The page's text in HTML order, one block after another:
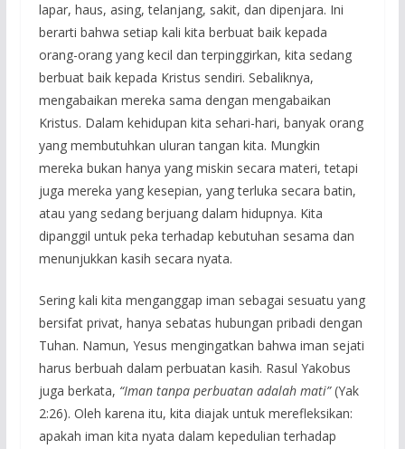
lapar, haus, asing, telanjang, sakit, dan dipenjara. Ini
berarti bahwa setiap kali kita berbuat baik kepada
orang-orang yang kecil dan terpinggirkan, kita sedang
berbuat baik kepada Kristus sendiri. Sebaliknya,
mengabaikan mereka sama dengan mengabaikan
Kristus. Dalam kehidupan kita sehari-hari, banyak orang
yang membutuhkan uluran tangan kita. Mungkin
mereka bukan hanya yang miskin secara materi, tetapi
juga mereka yang kesepian, yang terluka secara batin,
atau yang sedang berjuang dalam hidupnya. Kita
dipanggil untuk peka terhadap kebutuhan sesama dan
menunjukkan kasih secara nyata.
Sering kali kita menganggap iman sebagai sesuatu yang
bersifat privat, hanya sebatas hubungan pribadi dengan
Tuhan. Namun, Yesus mengingatkan bahwa iman sejati
harus berbuah dalam perbuatan kasih. Rasul Yakobus
juga berkata, “Iman tanpa perbuatan adalah mati”(Yak
2:26). Oleh karena itu, kita diajak untuk merefleksikan:
apakah iman kita nyata dalam kepedulian terhadap